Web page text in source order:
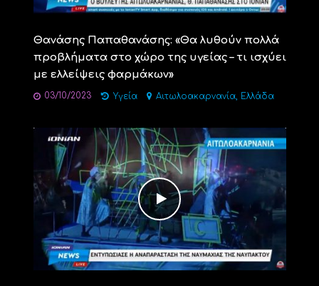
Θανάσης Παπαθανάσης: «Θα λυθούν πολλά
προβλήματα στο χώρο της υγείας – τι ισχύει
με ελλείψεις φαρμάκων»
03/10/2023 Υγεία Αιτωλοακαρνανία, Ελλάδα